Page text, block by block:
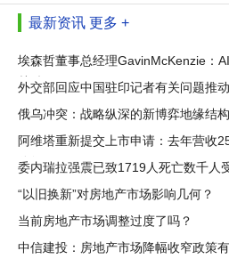
最新资讯 更多 +
埃森哲董事总经理GavinMcKenzie：
关键
外交部回应中国驻印记者有关问题推
俄乌冲突：战略纵深的新博弈地缘结
阿维塔重新提交上市申请：去年营收
分红1.82
委内瑞拉强震已致1719人死亡数千人
“以旧换新”对房地产市场影响几何？
当前房地产市场调整过度了吗？
中信建投：房地产市场降幅收窄政策